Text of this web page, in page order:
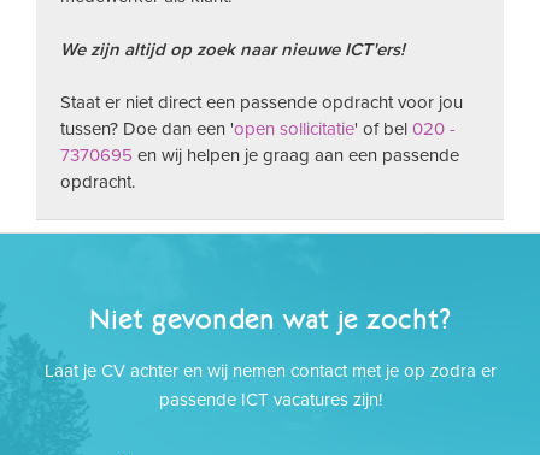
We zijn altijd op zoek naar nieuwe ICT'ers!
Staat er niet direct een passende opdracht voor jou
tussen? Doe dan een 'open sollicitatie' of bel 020 -
7370695 en wij helpen je graag aan een passende
opdracht.
Niet gevonden wat je zocht?
Laat je CV achter en wij nemen contact met je op zodra er
passende ICT vacatures zijn!